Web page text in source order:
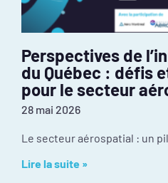
Perspectives de
du Québec : défis
pour le secteur
28 mai 2026
Lire la suite »